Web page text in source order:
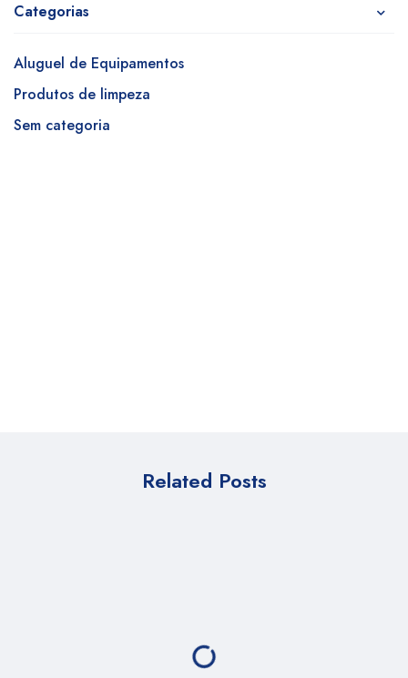
Categorias
Aluguel de Equipamentos
Produtos de limpeza
Sem categoria
Related Posts